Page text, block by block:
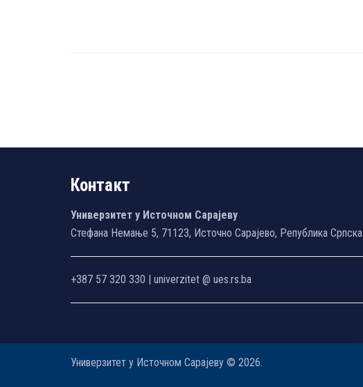
Контакт
Универзитет у Источном Сарајеву
Стефана Немање 5, 71123, Источно Сарајево, Република Српска
+387 57 320 330 | univerzitet @ ues.rs.ba
Универзитет у Источном Сарајеву © 2026.